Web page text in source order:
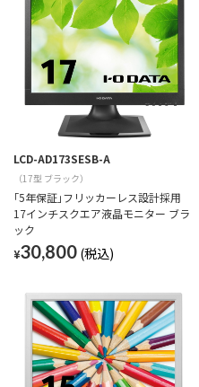
LCD-AD173SESB-A
（17型 ブラック）
｢5年保証｣フリッカーレス設計採用
17インチスクエア液晶モニター ブラ
ック
¥30,800